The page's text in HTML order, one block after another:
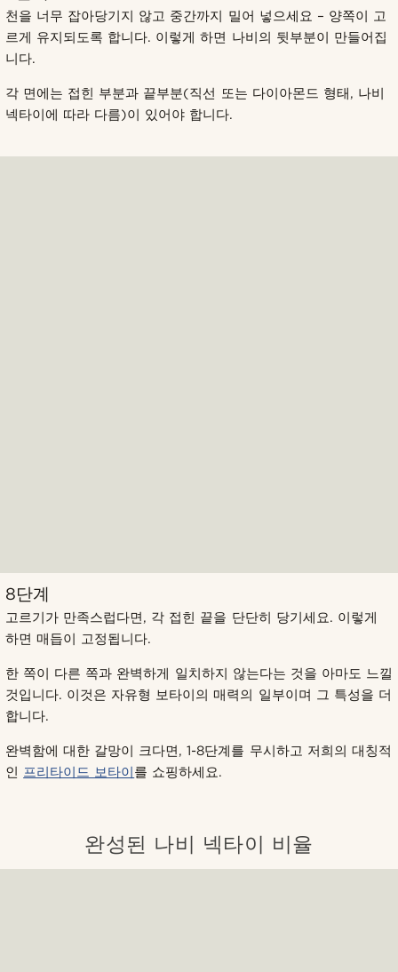
천을 너무 잡아당기지 않고 중간까지 밀어 넣으세요 – 양쪽이 고
르게 유지되도록 합니다. 이렇게 하면 나비의 뒷부분이 만들어집
니다.
각 면에는 접힌 부분과 끝부분(직선 또는 다이아몬드 형태, 나비
넥타이에 따라 다름)이 있어야 합니다.
8단계
고르기가 만족스럽다면, 각 접힌 끝을 단단히 당기세요. 이렇게
하면 매듭이 고정됩니다.
한 쪽이 다른 쪽과 완벽하게 일치하지 않는다는 것을 아마도 느낄
것입니다. 이것은 자유형 보타이의 매력의 일부이며 그 특성을 더
합니다.
완벽함에 대한 갈망이 크다면, 1-8단계를 무시하고 저희의 대칭적
인 프리타이드 보타이 를 쇼핑하세요.
완성된 나비 넥타이 비율